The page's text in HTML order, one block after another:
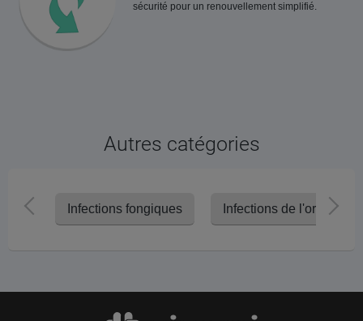
sécurité pour un renouvellement simplifié.
Autres catégories
Infections fongiques Infections de l'oreille